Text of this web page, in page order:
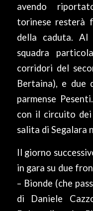
avendo
torinese resterà
della caduta.
squadra
corridori del
Bertaina), e due
parmense
con il circuito
salita di Segalara
Il giorno
in gara su due
– Bionde (che
di Daniele